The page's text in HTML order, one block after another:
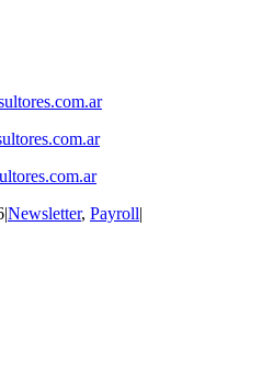
|Newsletter, Payroll|